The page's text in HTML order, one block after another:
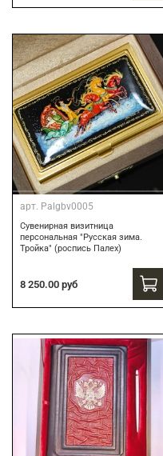
арт. Palgbv0005
Сувенирная визитница
персональная "Русская зима.
Тройка" (роспись Палех)
8 250.00 руб